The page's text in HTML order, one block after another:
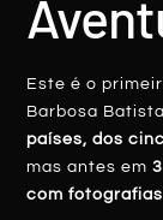
Este é o
Barbosa
países, dos
mas antes em
com fotografias